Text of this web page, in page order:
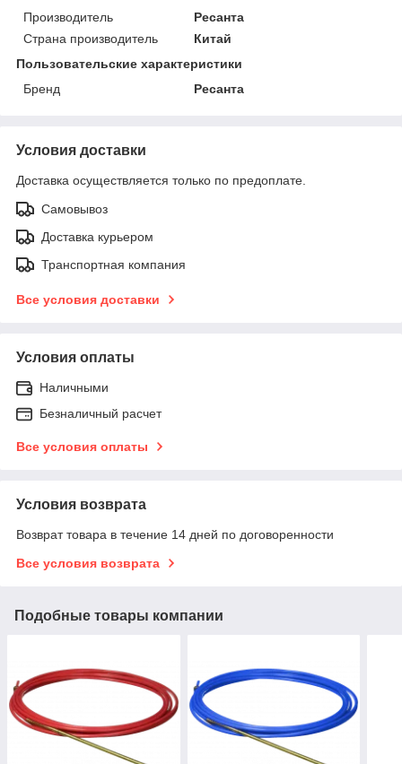
Производитель
Ресанта
Страна производитель
Китай
Пользовательские характеристики
Бренд
Ресанта
Условия доставки
Доставка осуществляется только по предоплате.
Самовывоз
Доставка курьером
Транспортная компания
Все условия доставки
Условия оплаты
Наличными
Безналичный расчет
Все условия оплаты
Условия возврата
Возврат товара в течение 14 дней по договоренности
Все условия возврата
Подобные товары компании